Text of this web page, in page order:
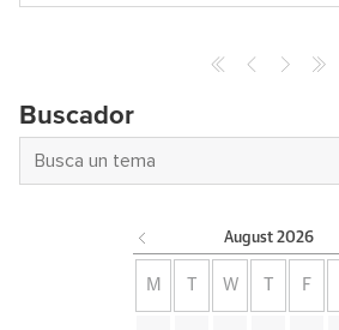
Buscador
August 2026
M W F